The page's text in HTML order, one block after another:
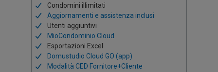
Condomini illimitati
Aggiornamenti e assistenza inclusi
Utenti aggiuntivi
MioCondominio Cloud
Esportazioni Excel
Domustudio Cloud GO (app)
Modalità CED Fornitore+Cliente